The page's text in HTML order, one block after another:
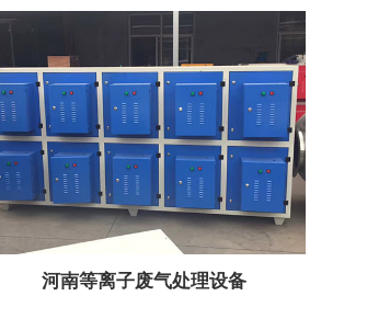
河南等离子废气处理设备